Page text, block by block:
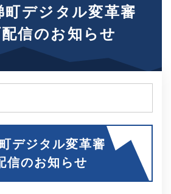
町デジタル変革審
信のお知らせ
デジタル変革審
信のお知らせ